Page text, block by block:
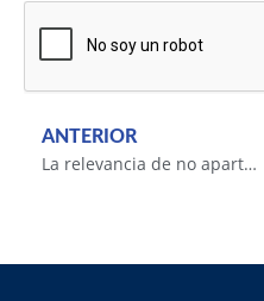
ANTERIOR
La relevancia de no apartarnos de un camino de sabiduría y desarrollo integral